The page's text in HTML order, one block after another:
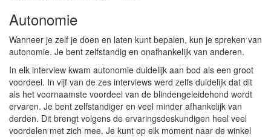
Autonomie
Wanneer je zelf je doen en laten kunt bepalen, kun je spreken van
autonomie. Je bent zelfstandig en onafhankelijk van anderen.
In elk interview kwam autonomie duidelijk aan bod als een groot
voordeel. In vijf van de zes interviews werd zelfs duidelijk dat dit
als het voornaamste voordeel van de blindengeleidehond wordt
ervaren. Je bent zelfstandiger en veel minder afhankelijk van
derden. Dit brengt volgens de ervaringsdeskundigen heel veel
voordelen met zich mee. Je kunt op elk moment naar de winkel